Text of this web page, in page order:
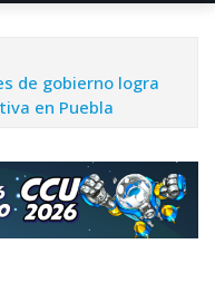
de gobierno logra
en Puebla